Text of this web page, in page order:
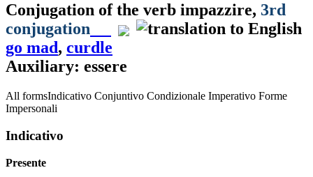
Conjugation of the verb impazzire, 3rd
conjugation
go mad, curdle
Auxiliary: essere
All formsIndicativo Conjuntivo Condizionale Imperativo Forme
Impersonali
Indicativo
Presente